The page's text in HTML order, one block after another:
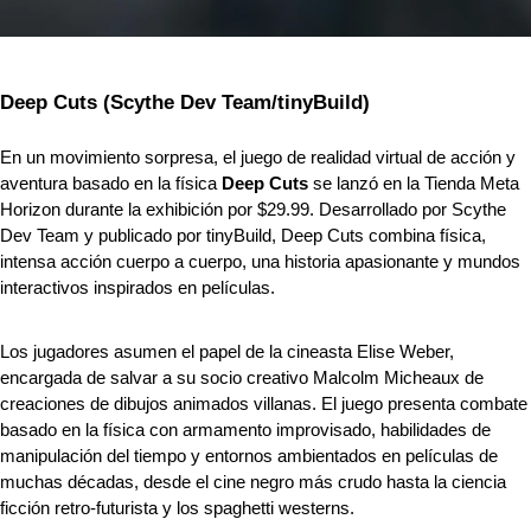
Deep Cuts (Scythe Dev Team/tinyBuild)
En un movimiento sorpresa, el juego de realidad virtual de acción y
aventura basado en la física Deep Cuts se lanzó en la Tienda Meta
Horizon durante la exhibición por $29.99. Desarrollado por Scythe
Dev Team y publicado por tinyBuild, Deep Cuts combina física,
intensa acción cuerpo a cuerpo, una historia apasionante y mundos
interactivos inspirados en películas.
Los jugadores asumen el papel de la cineasta Elise Weber,
encargada de salvar a su socio creativo Malcolm Micheaux de
creaciones de dibujos animados villanas. El juego presenta combate
basado en la física con armamento improvisado, habilidades de
manipulación del tiempo y entornos ambientados en películas de
muchas décadas, desde el cine negro más crudo hasta la ciencia
ficción retro-futurista y los spaghetti westerns.